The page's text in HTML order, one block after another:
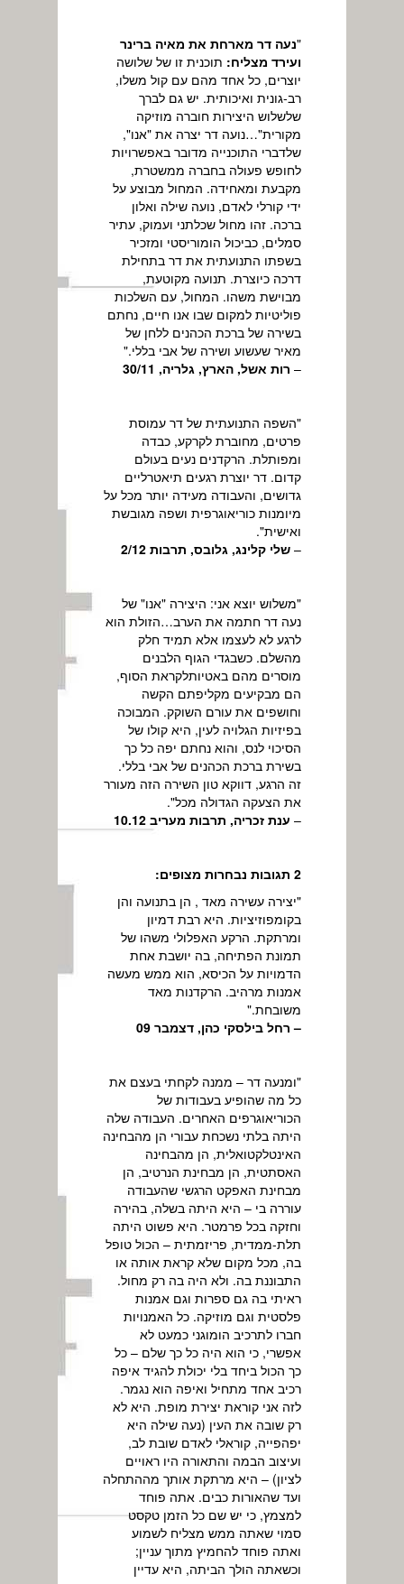
"נעה דר מארחת את מאיה ברינר
ועירד מצליח: תוכנית זו של שלושה
יוצרים, כל אחד מהם עם קול משלו,
רב-גונית ואיכותית. יש גם לברך
שלשלוש היצירות חוברה מוזיקה
מקורית"…נועה דר יצרה את "אנו",
שלדברי התוכנייה מדובר באפשרויות
לחופש פעולה בחברה ממשטרת,
מקבעת ומאחידה. המחול מבוצע על
ידי קורלי לאדם, נועה שילה ואלון
ברכה. זהו מחול שכלתני ועמוק, עתיר
סמלים, כביכול הומוריסטי ומזכיר
בשפתו התנועתית את דר בתחילת
דרכה כיוצרת. תנועה מקוטעת,
מבוישת משהו. המחול, עם השלכות
פוליטיות למקום שבו אנו חיים, נחתם
בשירה של ברכת הכהנים ללחן של
מאיר שעשוע ושירה של אבי בללי."
– רות אשל, הארץ, גלריה, 30/11
"השפה התנועתית של דר עמוסת
פרטים, מחוברת לקרקע, כבדה
ומפותלת. הרקדנים נעים בעולם
קדום. דר יוצרת רגעים תיאטרליים
גדושים, והעבודה מעידה יותר מכל על
מיומנות כוריאוגרפית ושפה מגובשת
ואישית".
– שלי קלינג, גלובס, תרבות 2/12
"משלוש יוצא אני: היצירה "אנו" של
נעה דר חתמה את הערב…הזולת הוא
לרגע לא לעצמו אלא תמיד חלק
מהשלם. כשבגדי הגוף הלבנים
מוסרים מהם באטיותלקראת הסוף,
הם מבקיעים מקליפתם הקשה
וחושפים את עורם השוקק. המבוכה
בפיזיות הגלויה לעין, היא קולו של
הסיכוי לנס, והוא נחתם יפה כל כך
בשירת ברכת הכהנים של אבי בללי.
זה הרגע, דווקא טון השירה הזה מעורר
את הצעקה הגדולה מכל".
– ענת זכריה, תרבות מעריב 10.12
2 תגובות נבחרות מצופים:
"יצירה עשירה מאד , הן בתנועה והן
בקומפוזיציות. היא רבת דמיון
ומרתקת. הרקע האפלולי משהו של
תמונת הפתיחה, בה יושבת אחת
הדמויות על הכיסא, הוא ממש מעשה
אמנות מרהיב. הרקדנות מאד
משובחת."
– רחל בילסקי כהן, דצמבר 09
"ומנעה דר – ממנה לקחתי בעצם את
כל מה שהופיע בעבודות של
הכוריאוגרפים האחרים. העבודה שלה
היתה בלתי נשכחת עבורי הן מהבחינה
האינטלקטואלית, הן מהבחינה
האסתטית, הן מבחינת הנרטיב, הן
מבחינת האפקט הרגשי שהעבודה
עוררה בי – היא היתה בשלה, בהירה
וחזקה בכל פרמטר. היא פשוט היתה
תלת-ממדית, פריזמתית – הכול טופל
בה, מכל מקום שלא קראת אותה או
התבוננת בה. ולא היה בה רק מחול.
ראיתי בה גם ספרות וגם אמנות
פלסטית וגם מוזיקה. כל האמנויות
חברו לתרכיב הומוגני כמעט לא
אפשרי, כי הוא היה כל כך שלם – כל
כך הכול ביחד בלי יכולת להגיד איפה
רכיב אחד מתחיל ואיפה הוא נגמר.
לזה אני קוראת יצירת מופת. היא לא
רק שובה את העין (נעה שילה היא
יפהפייה, קוראלי לאדם שובת לב,
ועיצוב הבמה והתאורה היו ראויים
לציון) – היא מרתקת אותך מההתחלה
ועד שהאורות כבים. אתה פוחד
למצמץ, כי יש שם כל הזמן טקסט
סמוי שאתה ממש מצליח לשמוע
ואתה פוחד להחמיץ מתוך עניין;
וכשאתה הולך הביתה, היא עדיין